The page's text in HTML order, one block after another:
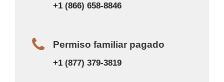
+1 (866) 658-8846
Permiso familiar pagado
+1 (877) 379-3819